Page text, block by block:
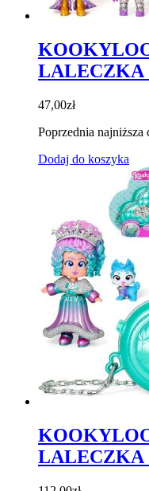
LALECZKA
47,00zł
Poprzednia najniższa
Dodaj do koszyka
LALECZKA